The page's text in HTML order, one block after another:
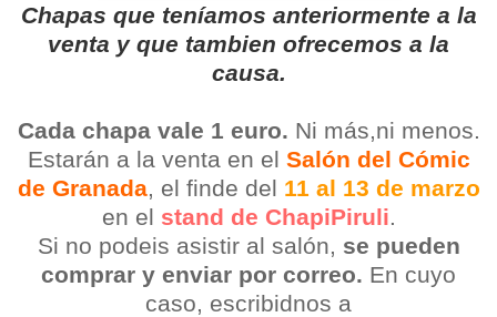
Chapas que teníamos anteriormente a la
venta y que tambien ofrecemos a la
causa.
Cada chapa vale 1 euro. Ni más,ni menos.
Estarán a la venta en el Salón del Cómic
de Granada , el finde del 11 al 13 de marzo
en el stand de ChapiPiruli
Si no podeis asistir al salón, se pueden
comprar y enviar por correo. En cuyo
caso, escribidnos a